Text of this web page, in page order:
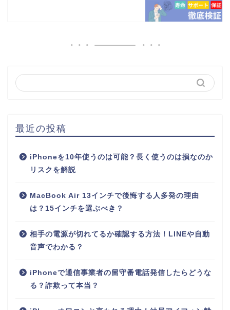
最近の投稿
iPhoneを10年使うのは可能？長く使うのは損なのか
リスクを解説
MacBook Air 13インチで後悔する人多発の理由
は？15インチを選ぶべき？
相手の電源が切れてるか確認する方法！LINEや自動
音声でわかる？
iPhoneで通信事業者の留守番電話発信したらどうな
る？詐欺って本当？